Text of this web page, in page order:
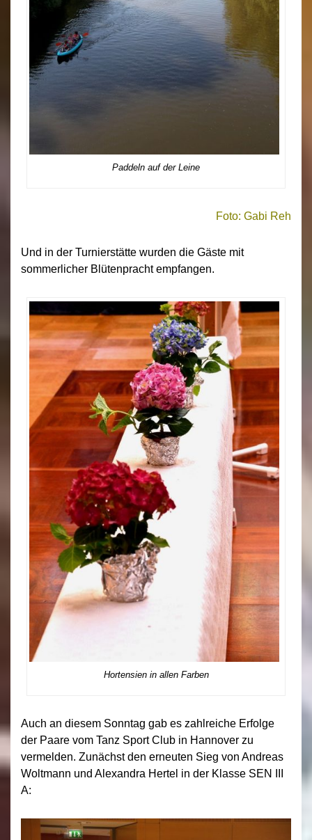
Paddeln auf der Leine
Foto: Gabi Reh
Und in der Turnierstätte wurden die Gäste mit
sommerlicher Blütenpracht empfangen.
Hortensien in allen Farben
Auch an diesem Sonntag gab es zahlreiche Erfolge
der Paare vom Tanz Sport Club in Hannover zu
vermelden. Zunächst den erneuten Sieg von Andreas
Woltmann und Alexandra Hertel in der Klasse SEN III
A: